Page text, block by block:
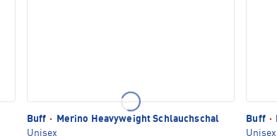
Buff ·
Merino Heavyweight Schlauchschal
Unisex
Buff ·
Unisex